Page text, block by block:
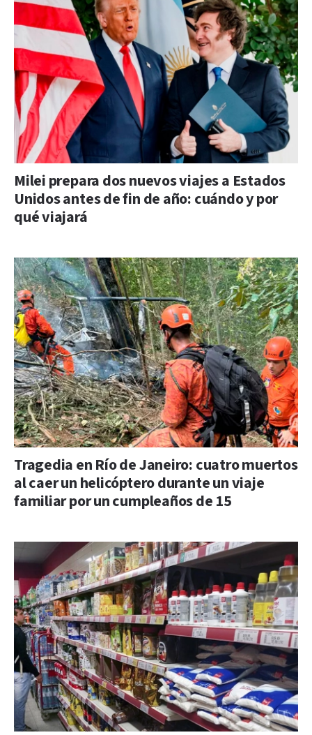
Milei prepara dos nuevos viajes a Estados
Unidos antes de fin de año: cuándo y por
qué viajará
Tragedia en Río de Janeiro: cuatro muertos
al caer un helicóptero durante un viaje
familiar por un cumpleaños de 15